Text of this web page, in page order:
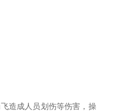
造成人员划伤等伤害，操